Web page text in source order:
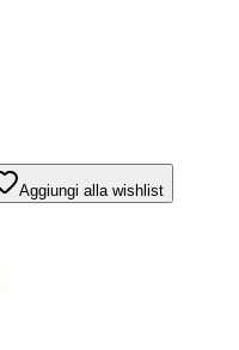
Aggiungi alla wishlist